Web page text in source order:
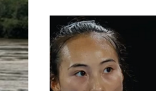
新闻